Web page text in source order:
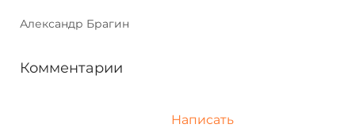
Александр Брагин
Комментарии
Написать